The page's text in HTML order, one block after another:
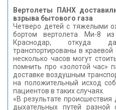
ПРЕССА
МЕДИА
КОНТАКТЫ
Вертолеты ПАНХ
взрыва бытового газа
Четверо детей с тяжелыми
бортом вертолета Ми-8
Краснодар, откуда
транспортированы в
несколько часов могут
помнить про «золотой час»
доставке воздушным
на положительный исход
пациентов в таких случаях.
«В результате
дыхательных путей